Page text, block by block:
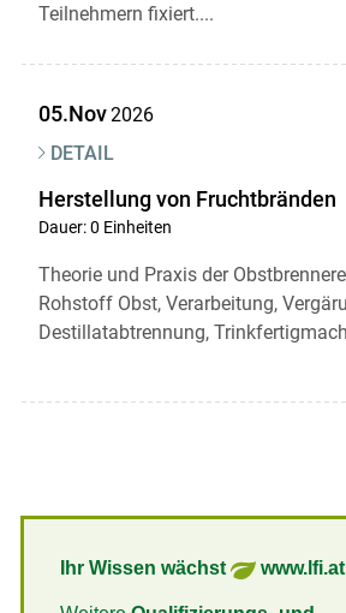
Teilnehmern fixiert....
05.Nov2026
DETAIL
Herstellung von Fruchtbränden
Dauer: 0 Einheiten
Theorie und Praxis der
Rohstoff Obst, Verarbeitung,
Destillatabtrennung,
Ihr Wissen wächst www.lfi.at